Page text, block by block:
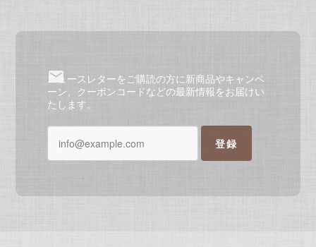
ニュースレターをご購読の方に新商品やキャンペ
ーン、クーポンコードなどの最新情報をお届けい
たします。
登録